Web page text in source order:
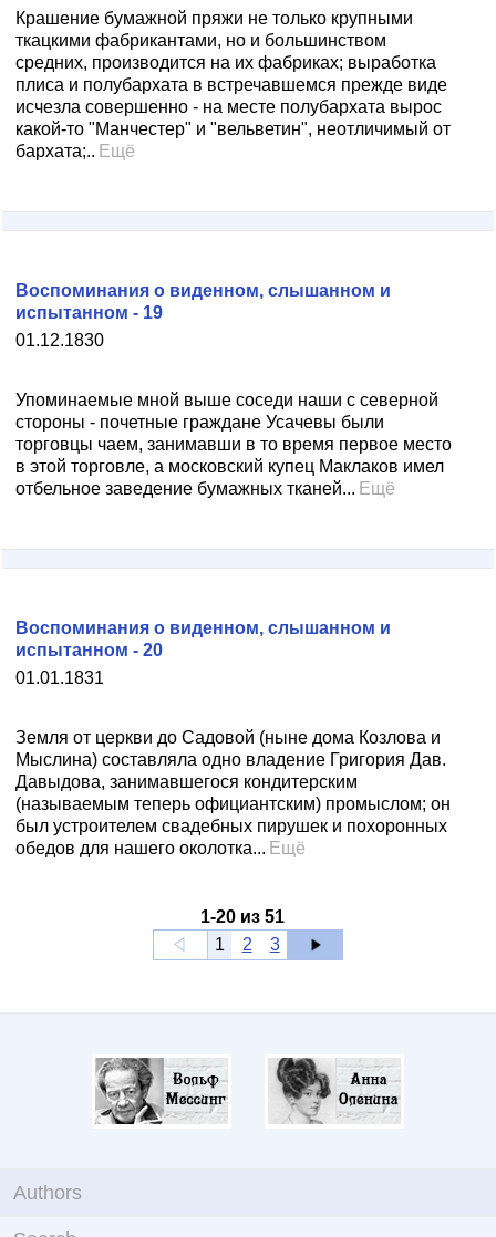
Крашение бумажной пряжи не только крупными
ткацкими фабрикантами, но и большинством
средних, производится на их фабриках; выработка
плиса и полубархата в встречавшемся прежде виде
исчезла совершенно - на месте полубархата вырос
какой-то "Манчестер" и "вельветин", неотличимый от
бархата;.. Ещё
01.12.1830
Воспоминания о виденном, слышанном и
испытанном - 19
Упоминаемые мной выше соседи наши с северной
стороны - почетные граждане Усачевы были
торговцы чаем, занимавши в то время первое место
в этой торговле, а московский купец Маклаков имел
отбельное заведение бумажных тканей... Ещё
01.01.1831
Воспоминания о виденном, слышанном и
испытанном - 20
Земля от церкви до Садовой (ныне дома Козлова и
Мыслина) составляла одно владение Григория Дав.
Давыдова, занимавшегося кондитерским
(называемым теперь официантским) промыслом; он
был устроителем свадебных пирушек и похоронных
обедов для нашего околотка... Ещё
1-20 из 51
1
2 3
Authors